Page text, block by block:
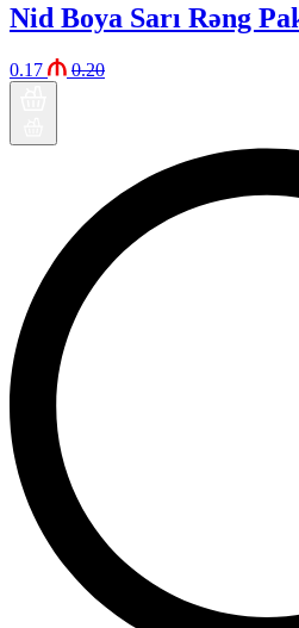
Nid Boya Sarı Rəng
0.17 0.20